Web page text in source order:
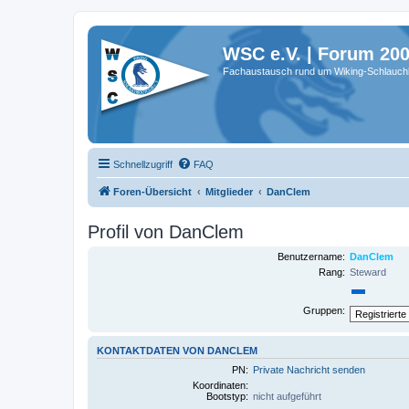
WSC e.V. | Forum
Fachaustausch rund um Wiking-
Schnellzugriff FAQ
Foren-Übersicht Mitglieder DanClem
Profil von DanClem
Benutzername: DanClem
Rang: Steward
Gruppen:
KONTAKTDATEN VON DANCLEM
PN: Private Nachricht senden
Koordinaten:
Bootstyp: nicht aufgeführt